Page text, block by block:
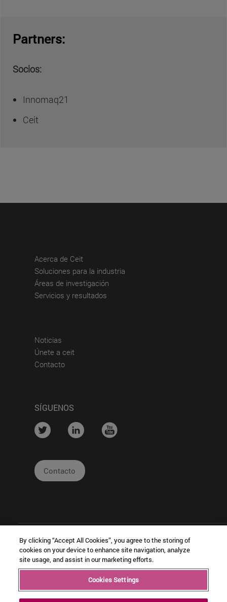
Partners:
Socios:
Innomaq21
Ceit
Acerca de Ceit(abre en nueva ventana)
Soluciones para la industria(abre en nueva ventana)
Áreas de investigación(abre en nueva ventana)
Servicios y resultados(abre en nueva ventana)
Noticias(abre en nueva ventana)
Únete a ceit(abre en nueva ventana)
Contacto(abre en nueva ventana)
SÍGUENOS
.... .... ....
Contacto
Copyright © Ceit
|
Información
|
|
By clicking “Accept All Cookies”, you agree to the storing of
cookies on your device to enhance site navigation, analyze
site usage, and assist in our marketing efforts.
Cookies Settings